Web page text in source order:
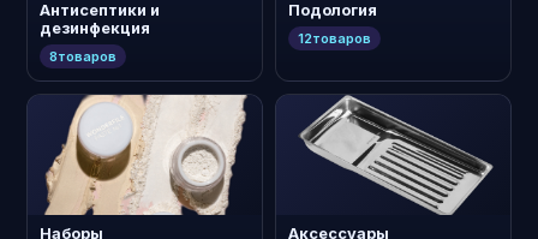
Антисептики и
дезинфекция
8товаров
Подология
12товаров
Наборы Аксессуары